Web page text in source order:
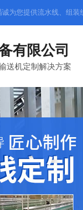
诚为您提供流水线、组装
有限公司
送机定制解决方案